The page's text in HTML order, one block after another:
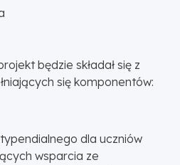
będzie składał się z
się komponentów:
dla uczniów
wsparcia ze